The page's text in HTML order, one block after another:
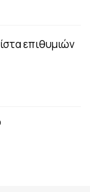
επιθυμιών